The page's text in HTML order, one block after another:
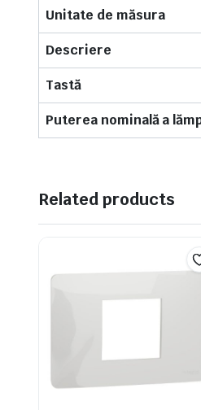
Unitate de măsura
Descriere
Tastă
Puterea nominală a
Related products